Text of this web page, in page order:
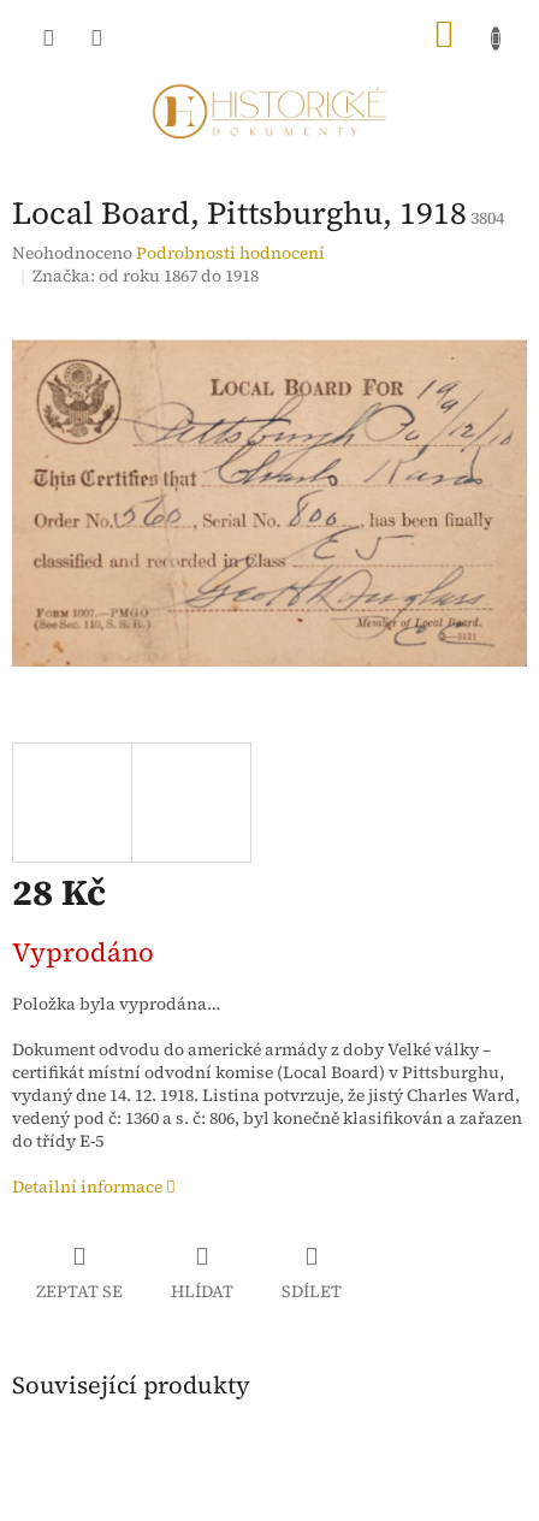
Local Board, Pittsburghu, 1918 3804
Průměrné
hodnocení
0,0
hvězdiček.
NeohodnocenoPodrobnosti hodnocení
Značka:od roku 1867 do 1918
28 Kč
cena:
Vyprodáno
Položka byla vyprodána…
Dokument odvodu do americké armády z doby Velké války –
certifikát místní odvodní komise (Local Board) v Pittsburghu,
vydaný dne 14. 12. 1918. Listina potvrzuje, že jistý Charles Ward,
vedený pod č: 1360 a s. č: 806, byl konečně klasifikován a zařazen
do třídy E-5
Detailní informace
ZEPTAT SE HLÍDAT SDÍLET
Související produkty